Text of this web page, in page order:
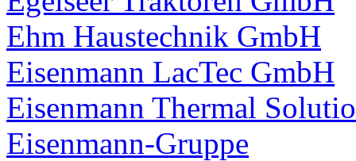
Ehm Haustechnik GmbH
Eisenmann LacTec GmbH
Eisenmann Thermal
Eisenmann-Gruppe